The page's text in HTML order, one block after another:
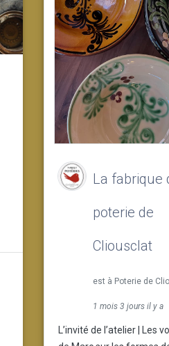
La fabrique
poterie de
Cliousclat
est à Poterie de
1 mois 3 jours il y a
L’invité de l’atelier | Les